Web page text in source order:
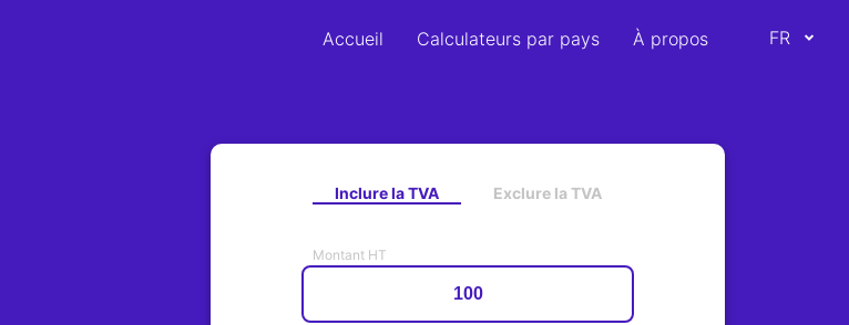
Accueil Calculateurs par pays À propos
Inclure la TVA Exclure la TVA
Montant HT
FR